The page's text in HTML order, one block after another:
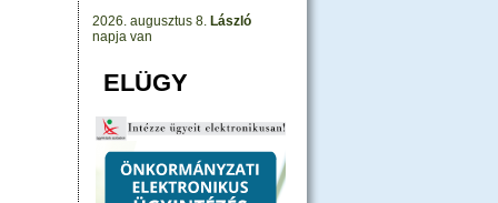
2026. augusztus 8. László
napja van
ELÜGY